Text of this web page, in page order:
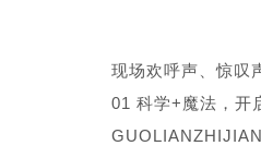
现场欢呼声、惊叹
01 科学+魔法，开
GUOLIANZHIJIAN